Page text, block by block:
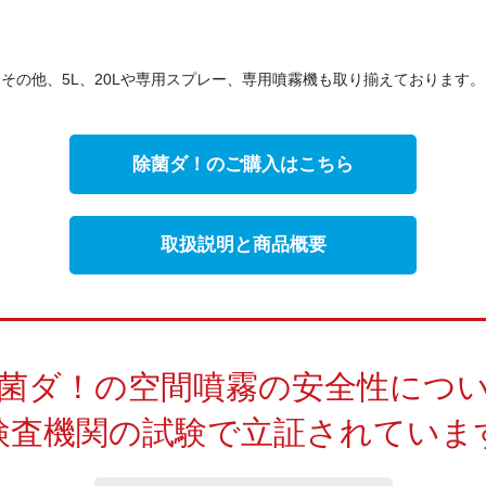
その他、5L、20Lや専用スプレー、 専用噴霧機も取り揃えております。
除菌ダ！のご購入はこちら
取扱説明と商品概要
ダ！の空間噴霧の安全性につ
査機関の試験で立証されていま